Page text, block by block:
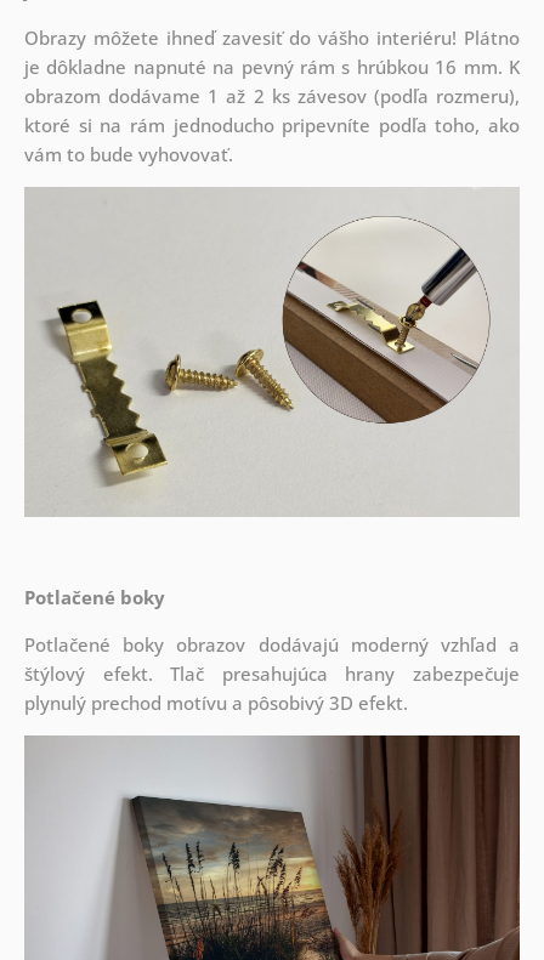
Obrazy môžete ihneď zavesiť do vášho interiéru! Plátno
je dôkladne napnuté na pevný rám s hrúbkou 16 mm. K
obrazom dodávame 1 až 2 ks závesov (podľa rozmeru),
ktoré si na rám jednoducho pripevníte podľa toho, ako
vám to bude vyhovovať.
Potlačené boky
Potlačené boky obrazov dodávajú moderný vzhľad a
štýlový efekt. Tlač presahujúca hrany zabezpečuje
plynulý prechod motívu a pôsobivý 3D efekt.